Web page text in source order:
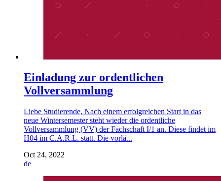
Einladung zur ordentlichen
Vollversammlung
Liebe Studierende, Nach einem erfolgreichen Start in das
neue Wintersemester steht wieder die ordentliche
Vollversammlung (VV) der Fachschaft I/1 an. Diese findet im
H04 im C.A.R.L. statt. Die vorlä...
Oct 24, 2022
de